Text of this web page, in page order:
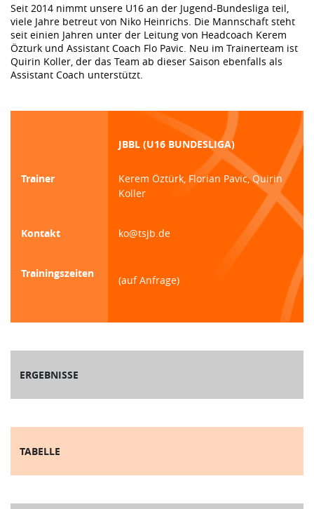
Seit 2014 nimmt unsere U16 an der Jugend-Bundesliga teil,
viele Jahre betreut von Niko Heinrichs. Die Mannschaft steht
seit einien Jahren unter der Leitung von Headcoach Kerem
Özturk und Assistant Coach Flo Pavic. Neu im Trainerteam ist
Quirin Koller, der das Team ab dieser Saison ebenfalls als
Assistant Coach unterstützt.
JBBL (U16 BUNDESLIGA)
Trainer
Kerem Öztürk, Florian Pavic, Quirin
Koller
Kontakt ko@tsjb.de
Trainingszeiten
(auf Anfrage)
ERGEBNISSE
TABELLE